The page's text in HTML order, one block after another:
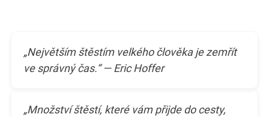
„Největším štěstím velkého člověka je zemřít
ve správný čas.“ — Eric Hoffer
„Množství štěstí, které vám přijde do cesty,